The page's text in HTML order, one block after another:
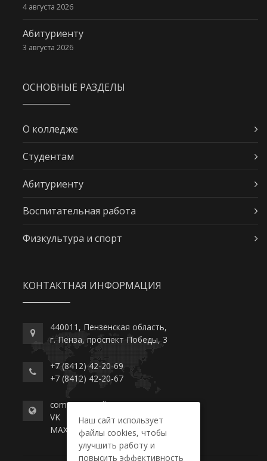
4 августа 2026
Абитуриенту
3 августа 2026
ОСНОВНЫЕ РАЗДЕЛЫ
О колледже
Студентам
Абитуриенту
Воспитательная работа
Физкультура и спорт
КОНТАКТНАЯ ИНФОРМАЦИЯ
440011, Пензенская область,
г. Пенза, проспект Победы, 3
+7 (8412) 42-20-69
+7 (8412) 42-20-67
commerce-college.ru
VK
MAX
Наш сайт использует
файлы cookies, чтобы
улучшить работу и
повысить эффективность